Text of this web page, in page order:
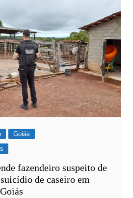
Goiás
fazendeiro suspeito de
de caseiro em